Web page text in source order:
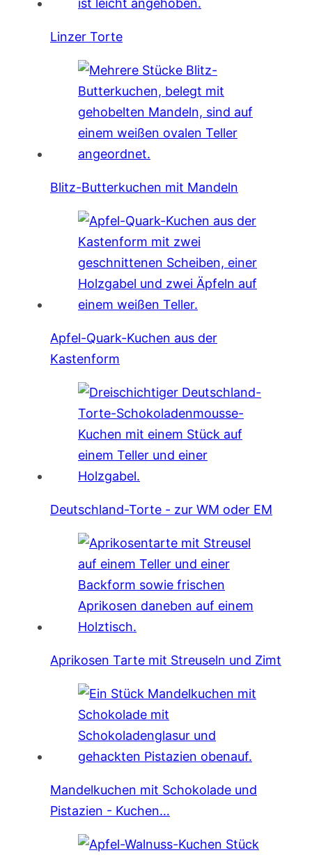
Linzer Torte
Blitz-Butterkuchen mit Mandeln
Apfel-Quark-Kuchen aus der
Kastenform
Deutschland-Torte - zur WM oder EM
Aprikosen Tarte mit Streuseln und Zimt
Mandelkuchen mit Schokolade und
Pistazien - Kuchen…